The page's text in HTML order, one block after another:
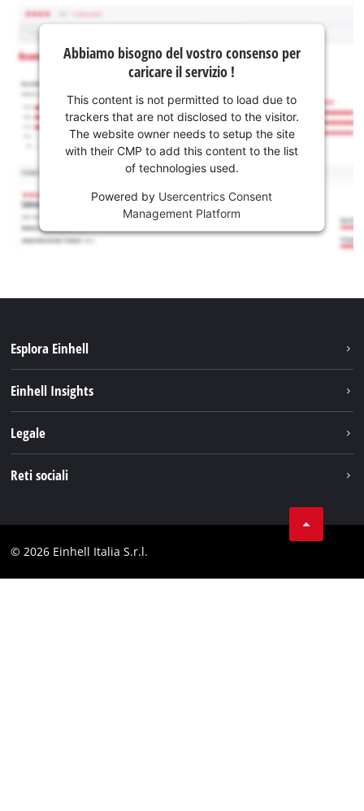
Abbiamo bisogno del vostro consenso per
caricare il servizio !
This content is not permitted to load due to
trackers that are not disclosed to the visitor.
The website owner needs to setup the site
with their CMP to add this content to the list
of technologies used.
Powered by Usercentrics Consent
Management Platform
Esplora Einhell
Chi siamo
Einhell Insights
Einhell prodotti
Legale
Comformità
Reti sociali
Linkedin
© 2026 Einhell Italia S.r.l.